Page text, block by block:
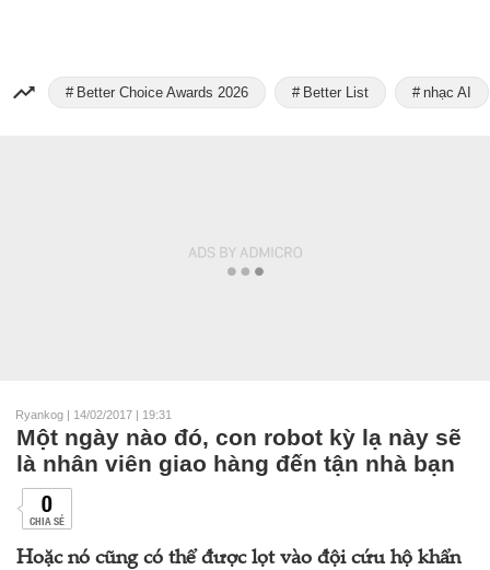
Better Choice Awards 2026 Better List nhạc AI
Ryankog | 14/02/2017 | 19:31
Một ngày nào đó, con robot kỳ lạ này sẽ
là nhân viên giao hàng đến tận nhà bạn
0
CHIA SẺ
Hoặc nó cũng có thể được lọt vào đội cứu hộ khẩn